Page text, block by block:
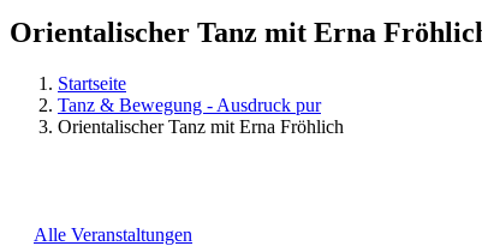
Orientalischer Tanz mit Erna
Startseite
Tanz & Bewegung - Ausdruck pur
Orientalischer Tanz mit Erna Fröhlich
Alle Veranstaltungen